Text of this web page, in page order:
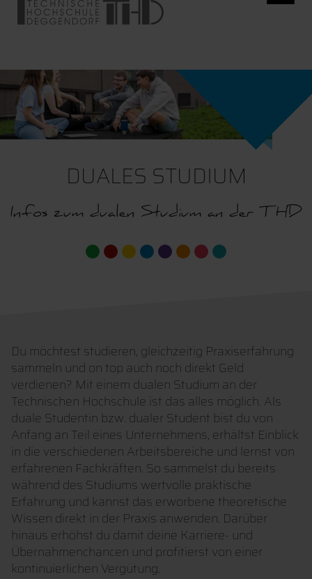
DUALES STUDIUM
Infos zum dualen Studium an der THD
Du möchtest studieren, gleichzeitig Praxiserfahrung
sammeln und on top auch noch direkt Geld
verdienen? Mit einem dualen Studium an der
Technischen Hochschule ist das alles möglich. Als
duale Studentin bzw. dualer Student bist du von
Anfang an Teil eines Unternehmens, erhältst Einblick
in die verschiedenen Arbeitsbereiche und lernst von
erfahrenen Fachkräften. So sammelst du bereits
während des Studiums wertvolle praktische
Erfahrung und kannst das erworbene theoretische
Wissen direkt in der Praxis anwenden. Darüber
hinaus erhöhst du damit deine Karriere- und
Übernahmenchancen und profitierst von einer
kontinuierlichen Vergütung.